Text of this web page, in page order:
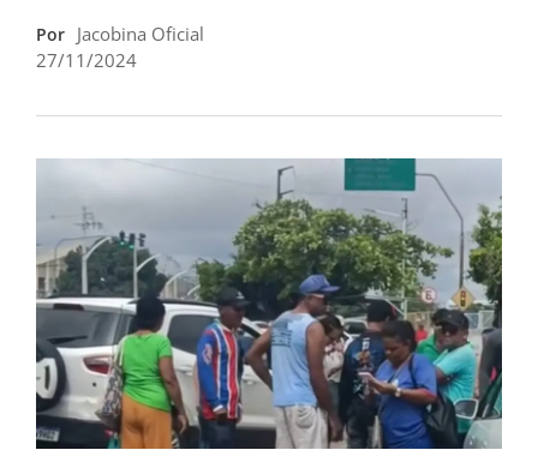
Por Jacobina Oficial
27/11/2024